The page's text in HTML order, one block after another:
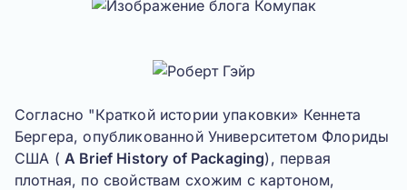
Согласно "Краткой истории упаковки» Кеннета
Бергера, опубликованной Университетом Флориды
США ( A Brief History of Packaging), первая
плотная, по свойствам схожим с картоном,